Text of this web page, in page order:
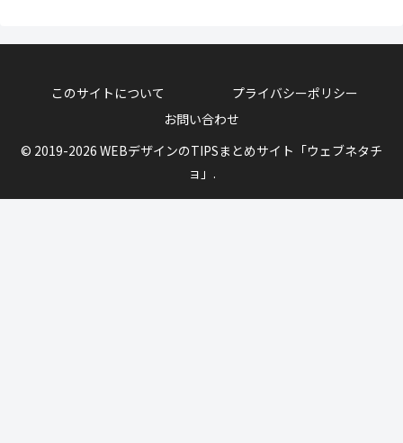
このサイトについて
プライバシーポリシー
お問い合わせ
© 2019-2026 WEBデザインのTIPSまとめサイト「ウェブネタチ
ョ」.